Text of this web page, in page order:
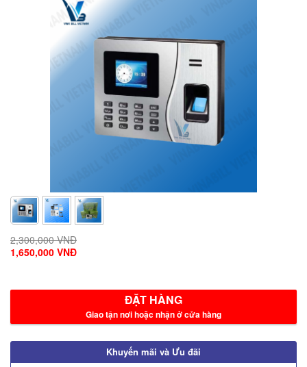
2,300,000 VNĐ
1,650,000 VNĐ
ĐẶT HÀNG
Giao tận nơi hoặc nhận ở cửa hàng
Khuyến mãi và Ưu đãi